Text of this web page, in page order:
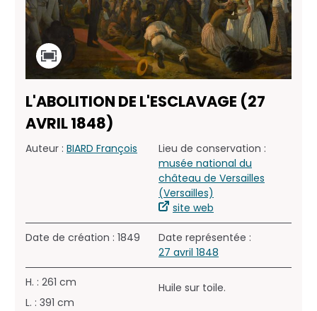
L'ABOLITION DE L'ESCLAVAGE (27
AVRIL 1848)
Auteur : BIARD François
Lieu de conservation :
musée national du
château de Versailles
(Versailles)
site web
Date de création : 1849
Date représentée :
27 avril 1848
H. : 261 cm
L. : 391 cm
Huile sur toile.